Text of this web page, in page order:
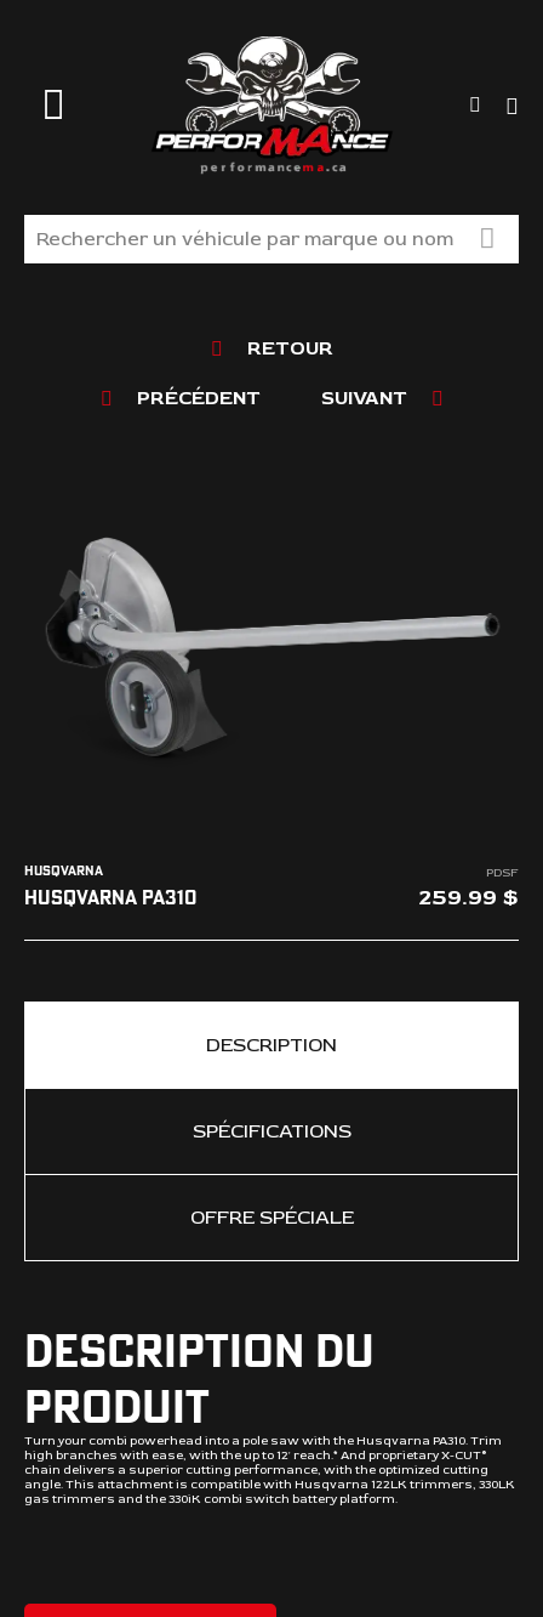
MAGASINEZ
LIQUIDATION
L'ENTREPRISE
NOUS JOINDRE
RETOUR
PRÉCÉDENT SUIVANT
HUSQVARNA
HUSQVARNA PA310
PDSF
259.99
DESCRIPTION
SPÉCIFICATIONS
OFFRE SPÉCIALE
DESCRIPTION DU
PRODUIT
Turn your combi powerhead into a pole saw with the Husqvarna PA310. Trim
high branches with ease, with the up to 12' reach.* And proprietary X-CUT®
chain delivers a superior cutting performance, with the optimized cutting
angle. This attachment is compatible with Husqvarna 122LK trimmers, 330LK
gas trimmers and the 330iK combi switch battery platform.